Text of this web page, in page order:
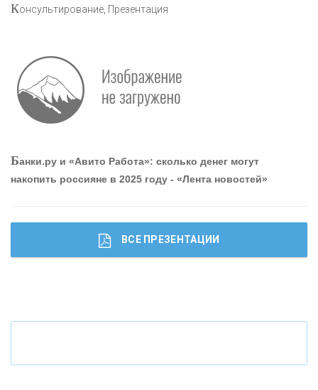
Работа мечты. Что банки делают для того, чтобы
привлечь и удержать персонал - «Интервью»
Что будет с наличными деньгами при цифровом
Консультирование, Презентация
Банки.ру и «Авито Работа»: сколько денег могут
накопить россияне в 2025 году - «Лента новостей»
ВСЕ ПРЕЗЕНТАЦИИ